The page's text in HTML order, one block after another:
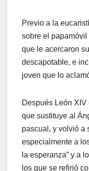
Previo a la
sobre el
que le acercaron
descapotable, e
joven que lo
Después León XIV
que sustituye al
pascual, y volvió a
especialmente a
la esperanza” y a
los que se refirió